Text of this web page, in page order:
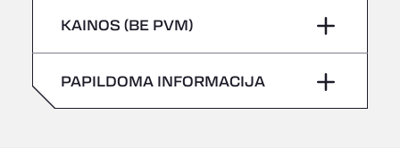
All 4 Trucks
Av. des Etats-Unis 90, 6041
Andamur Guarroman
Sekmadienis –
Penktadienis –
Sekmadienis –
KAINOS (BE PVM)
PAPILDOMA INFORMACIJA